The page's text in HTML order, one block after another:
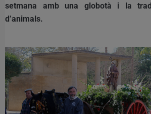
setmana amb una globotà i la
d’animals.